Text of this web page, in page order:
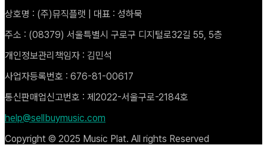
상호명 : (주)뮤직플랫 | 대표 : 성하묵
주소 : (08379) 서울특별시 구로구 디지털로32길 55, 5층
개인정보관리책임자 : 김민석
사업자등록번호 : 676-81-00617
통신판매업신고번호 : 제2022-서울구로-2184호
help@sellbuymusic.com
Copyright © 2025 Music Plat. All rights Reserved